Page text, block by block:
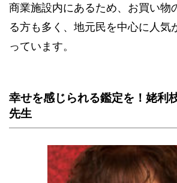
商業施設内にあるため、お買い物
る方も多く、地元民を中心に人気
っています。
幸せを感じられる鑑定を！姥利
先生